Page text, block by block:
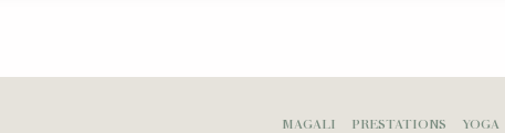
MAGALI PRESTATIONS YOGA